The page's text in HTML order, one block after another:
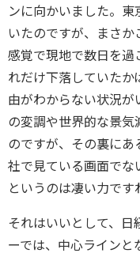
ンに向かいました。
いたのですが、まさ
感覚で現地で数日を過
れだけ下落していた
由がわからない状況
の変調や世界的な景
のですが、その裏に
社で見ている画面で
というのは凄い力です
それはいいとして、
ーでは、中心ライン